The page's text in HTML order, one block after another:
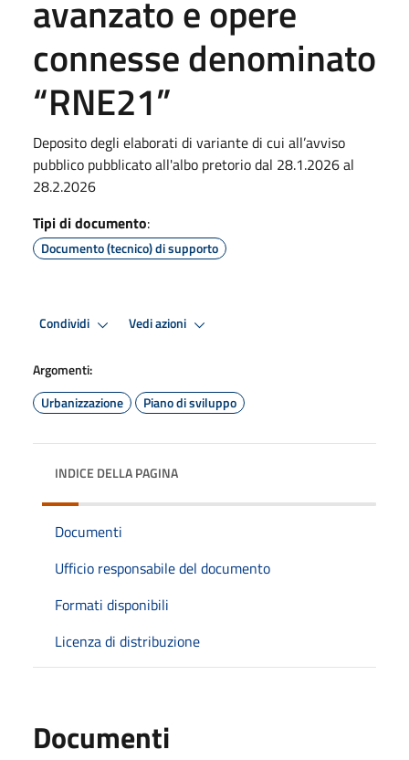
avanzato e opere
connesse denominato
“RNE21”
Deposito degli elaborati di variante di cui all’avviso
pubblico pubblicato all'albo pretorio dal 28.1.2026 al
28.2.2026
Tipi di documento:
Documento (tecnico) di supporto
Condividi Vedi azioni
Argomenti:
Urbanizzazione
Piano di sviluppo
INDICE DELLA PAGINA
Documenti
Ufficio responsabile del documento
Formati disponibili
Licenza di distribuzione
Documenti